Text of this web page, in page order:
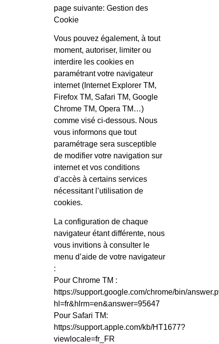
page suivante: Gestion des
Cookie
Vous pouvez également, à tout
moment, autoriser, limiter ou
interdire les cookies en
paramétrant votre navigateur
internet (Internet Explorer TM,
Firefox TM, Safari TM, Google
Chrome TM, Opera TM…)
comme visé ci-dessous. Nous
vous informons que tout
paramétrage sera susceptible
de modifier votre navigation sur
internet et vos conditions
d’accès à certains services
nécessitant l’utilisation de
cookies.
La configuration de chaque
navigateur étant différente, nous
vous invitions à consulter le
menu d’aide de votre navigateur
:
Pour Chrome TM :
https://support.google.com/chrome/bin/
hl=fr&hlrm=en&answer=95647
Pour Safari TM:
https://support.apple.com/kb/HT1677?
viewlocale=fr_FR